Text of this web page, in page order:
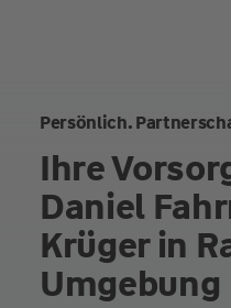
Persönlich.
Ihre
Daniel
Krüger in
Umgebung